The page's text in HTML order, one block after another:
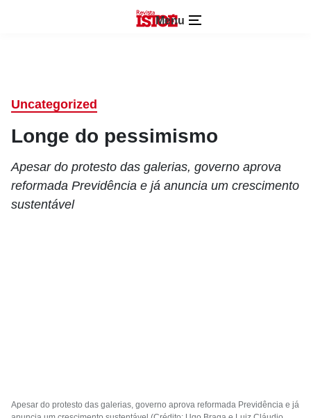
Menu
Uncategorized
Longe do pessimismo
Apesar do protesto das galerias, governo aprova
reformada Previdência e já anuncia um crescimento
sustentável
Apesar do protesto das galerias, governo aprova reformada Previdência e já